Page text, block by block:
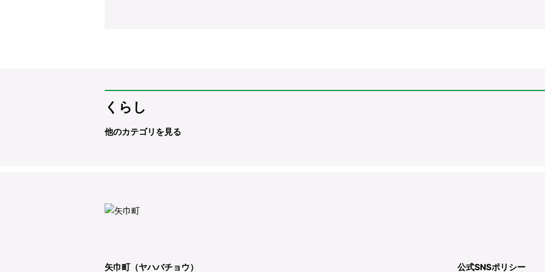
くらし
他のカテゴリを見る
矢巾町（ヤハバチョウ） 公式SNSポリシー